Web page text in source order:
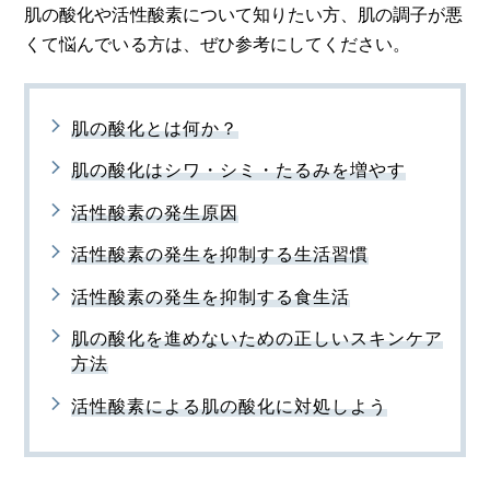
肌の酸化や活性酸素について知りたい方、肌の調子が悪
くて悩んでいる方は、ぜひ参考にしてください。
肌の酸化とは何か？
肌の酸化はシワ・シミ・たるみを増やす
活性酸素の発生原因
活性酸素の発生を抑制する生活習慣
活性酸素の発生を抑制する食生活
肌の酸化を進めないための正しいスキンケア
方法
活性酸素による肌の酸化に対処しよう